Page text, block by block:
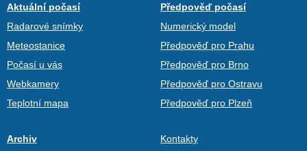
Aktuální počasí
Radarové snímky
Meteostanice
Počasí u vás
Webkamery
Teplotní mapa
Předpověď počasí
Numerický model
Předpověď pro Prahu
Předpověď pro Brno
Předpověď pro Ostravu
Předpověď pro Plzeň
Archiv
Kontakty